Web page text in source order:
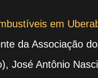
em
da Associação
José Antônio